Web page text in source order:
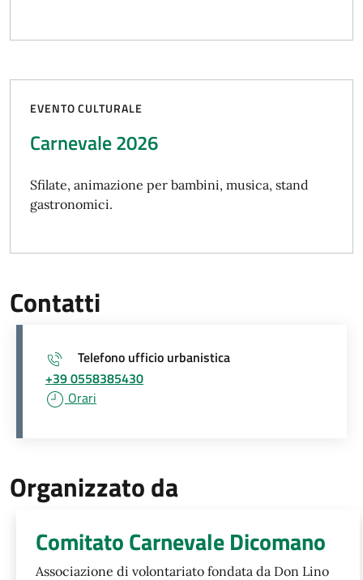
EVENTO CULTURALE
Carnevale 2026
Sfilate, animazione per bambini, musica, stand
gastronomici.
Contatti
Telefono ufficio urbanistica
+39 0558385430
Orari
Organizzato da
Comitato Carnevale Dicomano
Associazione di volontariato fondata da Don Lino